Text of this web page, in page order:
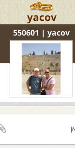
yacov
yacov‏ | 550601